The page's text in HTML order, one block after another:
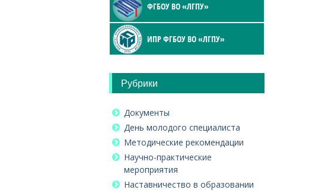
ФГБОУ ВО «ЛГПУ»
ИПР ФГБОУ ВО «ЛГПУ»
Рубрики
Документы
День молодого специалиста
Методические рекомендации
Научно-практические
мероприятия
Наставничество в образовании